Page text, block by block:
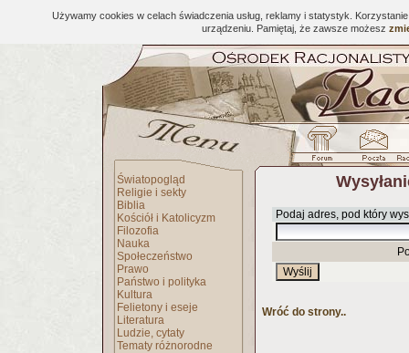
Używamy cookies w celach świadczenia usług, reklamy i statystyk.
urządzeniu. Pamiętaj, że zawsze możesz
Światopogląd
Religie i sekty
Biblia
Kościół i Katolicyzm
Filozofia
Nauka
Społeczeństwo
Prawo
Państwo i polityka
Kultura
Felietony i eseje
Literatura
Ludzie, cytaty
Tematy różnorodne
Podaj adres, pod który
Wróć do strony..